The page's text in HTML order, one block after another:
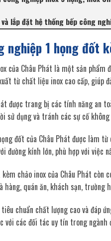
lắp đặt hệ thống bếp công
nghiệp 1 họng đốt
của Châu Phát là một sản
từ chất liệu inox cao cấp,
được trang bị các tính năng an
sử dụng và tránh các sự cố
đốt của Châu Phát được làm
đường kính lớn, phù hợp với
chảo inox của Châu Phát
quán ăn, khách sạn, trường
chuẩn chất lượng cao và đáp
với các đối tác uy tín trong